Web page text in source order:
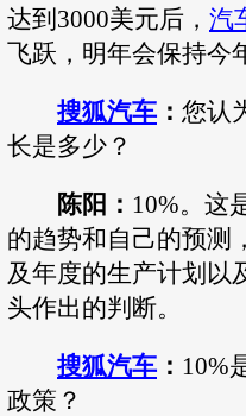
达到3000美元后， 汽
飞跃，明年会保持今
搜狐汽车 ： 您认
长是多少？
陈阳： 10%。这
的趋势和自己的预测
及年度的生产计划以
头作出的判断。
搜狐汽车 ： 10%
政策？